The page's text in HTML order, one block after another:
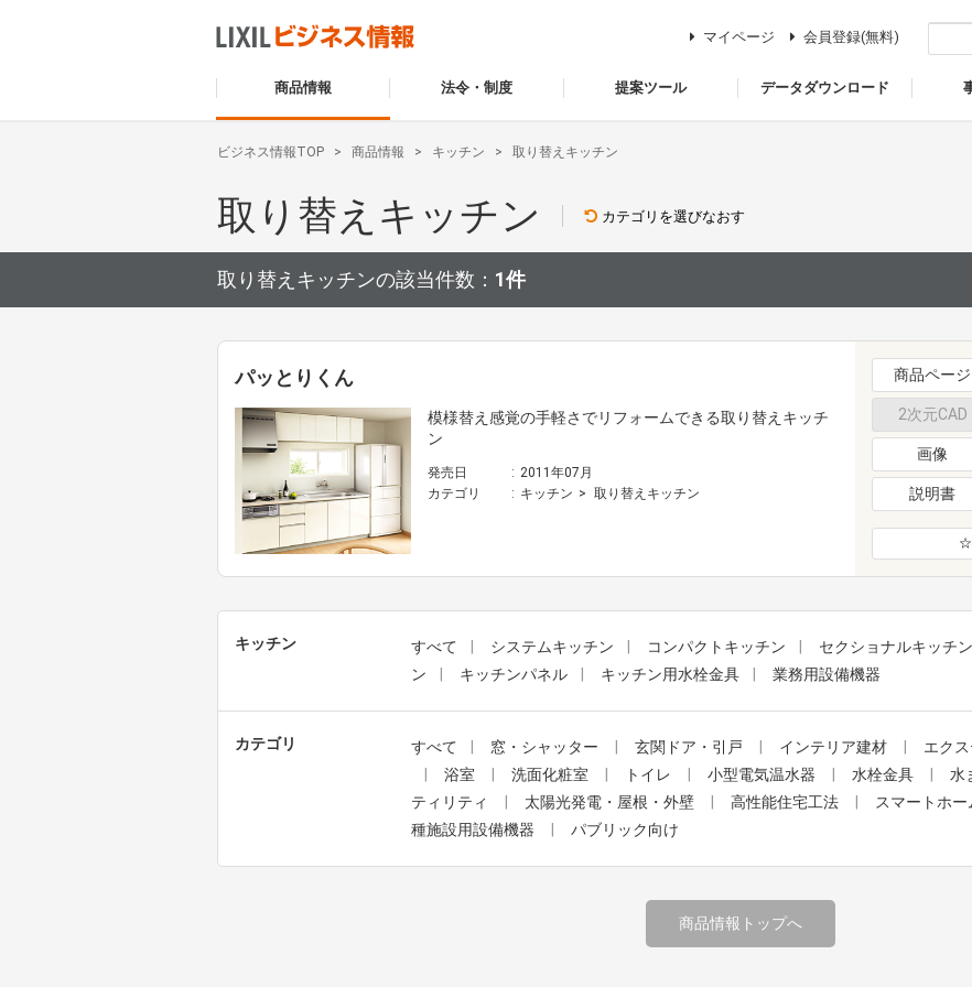
商品情報 法令・制度 提案ツール データダウンロード
マイページ 会員登録(無料)
ビジネス情報TOP 商品情報 キッチン 取り替えキッチン
取り替えキッチン カテゴリを選びなおす
取り替えキッチンの該当件数： 1件
パッとりくん
模様替え感覚の手軽さでリフォームできる取り替えキッチ
ン
発売日
2011年07月
カテゴリ
キッチン 取り替えキッチン
商品ページ
2次元CAD
画像
説明書
☆
キッチン すべて システムキッチン コンパクトキッチン セクショナルキッチン
ン
キッチンパネル キッチン用水栓金具 業務用設備機器
カテゴリ すべて 窓・シャッター 玄関ドア・引戸 インテリア建材 エク
浴室
洗面化粧室 トイレ 小型電気温水器 水栓金具 水
ティリティ
太陽光発電・屋根・外壁 高性能住宅工法 スマートホー
種施設用設備機器
パブリック向け
商品情報トップへ